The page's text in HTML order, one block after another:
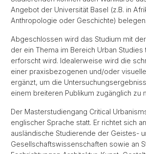
Angebot der Universität Basel (z.B. in
Anthropologie oder Geschichte) belegen.
Abgeschlossen wird das Studium mit
der ein Thema im Bereich Urban Studies
erforscht wird. Idealerweise wird die
einer praxisbezogenen und/oder
ergänzt, um die
einem breiteren Publikum zugänglich zu
Der Masterstudiengang Critical
englischer Sprache statt. Er richtet sich
ausländische Studierende der Geistes-
Gesellschaftswissenschaften sowie an